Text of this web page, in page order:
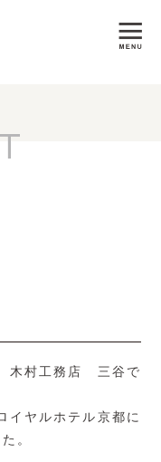
村工務店 三谷で
イヤルホテル京都に
。